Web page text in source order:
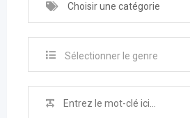
Choisir une catégorie
Sélectionner le genre